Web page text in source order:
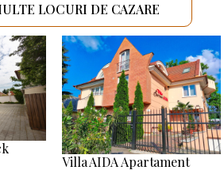
LOCURI DE CAZARE
Villa AIDA Apartament